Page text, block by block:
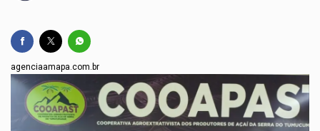
agenciaamapa.com.br